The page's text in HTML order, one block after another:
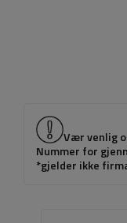
Vær venlig
Nummer for
*gjelder ikke